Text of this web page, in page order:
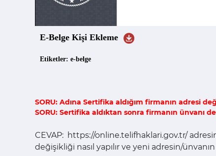
E-Belge Kişi Ekleme
Etiketler: e-belge
SORU: Adına Sertifika aldığım firmanın adresi
SORU: Sertifika aldıktan sonra firmanın ünvanı
CEVAP: https://online.telifhaklari.gov.tr/
değişikliği nasıl yapılır ve yeni adresin/